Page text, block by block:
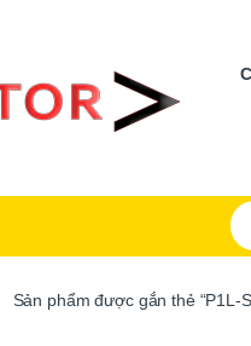
Sản phẩm được gắn thẻ “P1L-